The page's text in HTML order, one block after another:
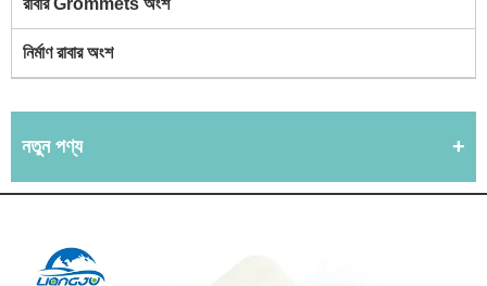
রাবার Grommets অংশ
নির্মাণ রাবার অংশ
নতুন পণ্য